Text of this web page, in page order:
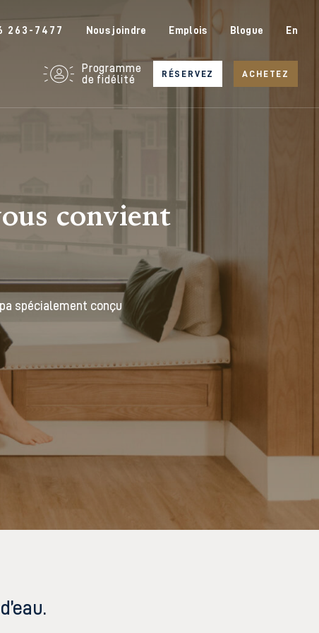
263-7477 Nous joindre Emplois Blogue En
Programme
de fidélité
RÉSERVEZ ACHETEZ
convient
spécialement conçu